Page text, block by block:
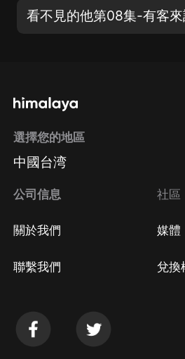
看不見的他第08集-有客來
選擇您的地區
中國台湾
公司信息
關於我們
聯繫我們
社區
媒體
兌換